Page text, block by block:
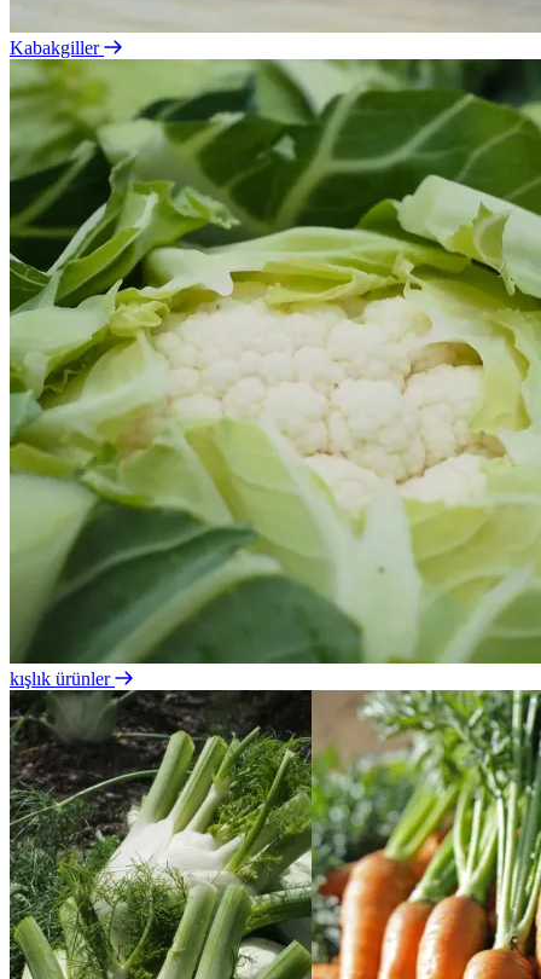
Kabakgiller
kışlık ürünler